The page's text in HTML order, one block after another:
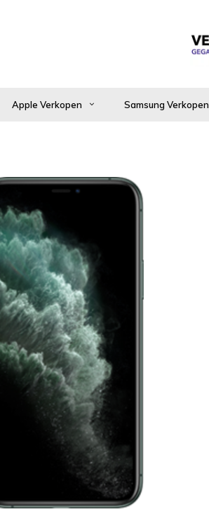
Apple Verkopen Samsung Verkopen